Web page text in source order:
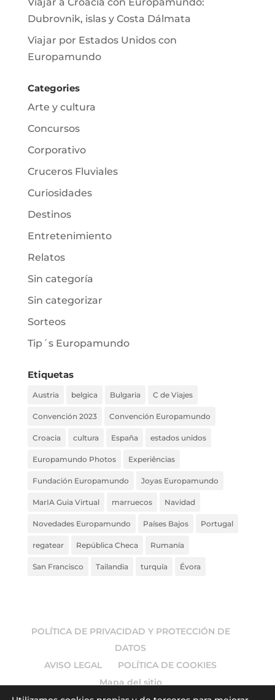
Dubrovnik, islas y Costa Dálmata
Viajar por Estados Unidos con
Europamundo
Categories
Arte y cultura
Concursos
Corporativo
Cruceros Fluviales
Curiosidades
Destinos
Entretenimiento
Relatos
Sin categoría
Sin categorizar
Sorteos
Tip´s Europamundo
Etiquetas
Austria belgica Bulgaria C de Viajes
Convención 2023 Convención Europamundo
Croacia cultura España estados unidos
Europamundo Photos Experiências
Fundación Europamundo Joyas Europamundo
MarIA Guia Virtual marruecos Navidad
Novedades Europamundo Países Bajos Portugal
regatear República Checa Rumanía
San Francisco Tailandia turquía Évora
POLÍTICA DE PRIVACIDAD Y PROTECCIÓN DE
DATOS
AVISO LEGAL
POLÍTICA DE COOKIES
Mapa del sitio